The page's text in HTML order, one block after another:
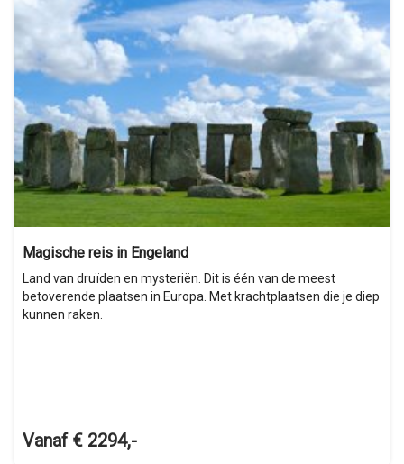
Magische reis in Engeland
Land van druïden en mysteriën. Dit is één van de meest
betoverende plaatsen in Europa. Met krachtplaatsen die je diep
kunnen raken.
Vanaf € 2294,-